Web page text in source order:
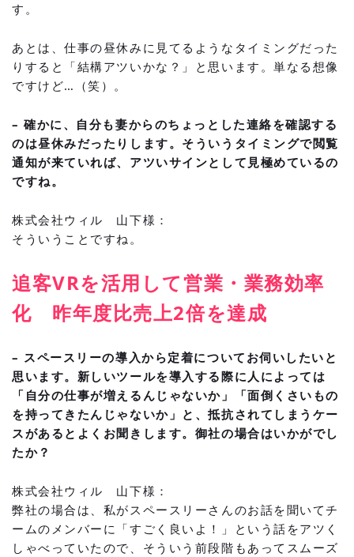
す。
あとは、仕事の昼休みに見てるようなタイミングだった
りすると「結構アツいかな？」と思います。単なる想像
ですけど…（笑）。
– 確かに、自分も妻からのちょっとした連絡を確認する
のは昼休みだったりします。そういうタイミングで閲覧
通知が来ていれば、アツいサインとして見極めているの
ですね。
株式会社ウィル 山下様：
そういうことですね。
追客VRを活用して営業・業務効率
化 昨年度比売上2倍を達成
– スペースリーの導入から定着についてお伺いしたいと
思います。新しいツールを導入する際に人によっては
「自分の仕事が増えるんじゃないか」「面倒くさいもの
を持ってきたんじゃないか」と、抵抗されてしまうケー
スがあるとよくお聞きします。御社の場合はいかがでし
たか？
株式会社ウィル 山下様：
弊社の場合は、私がスペースリーさんのお話を聞いてチ
ームのメンバーに「すごく良いよ！」という話をアツく
しゃべっていたので、そういう前段階もあってスムーズ